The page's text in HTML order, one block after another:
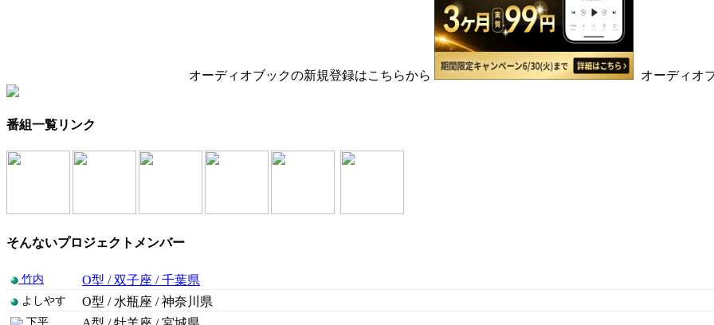
オーディオブックの新規登録はこちらから オーディオ
番組一覧リンク
そんないプロジェクトメンバー
竹内 O型 / 双子座 / 千葉県
よしやす O型 / 水瓶座 / 神奈川県
下平